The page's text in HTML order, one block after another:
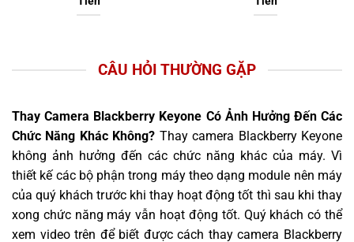
CÂU HỎI THƯỜNG GẶP
Thay Camera Blackberry Keyone Có Ảnh Hưởng Đến Các
Chức Năng Khác Không? Thay camera Blackberry Keyone
không ảnh hưởng đến các chức năng khác của máy. Vì
thiết kế các bộ phận trong máy theo dạng module nên máy
của quý khách trước khi thay hoạt động tốt thì sau khi thay
xong chức năng máy vẫn hoạt động tốt. Quý khách có thể
xem video trên để biết được cách thay camera Blackberry